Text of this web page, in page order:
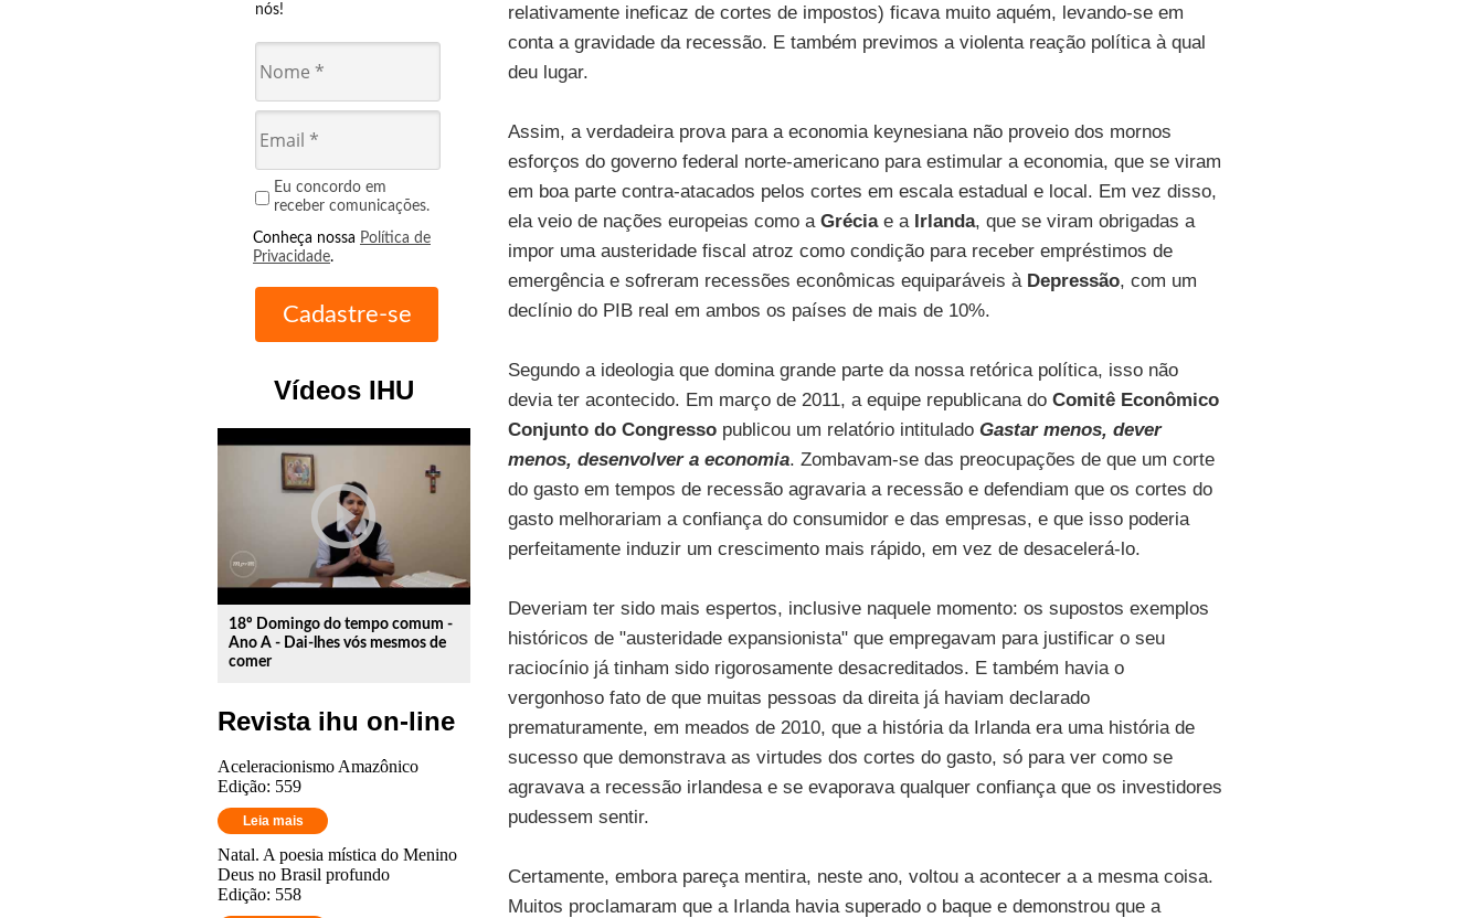
nós!
Eu concordo em
receber comunicações.
Conheça nossa Política de
Privacidade.
Vídeos IHU
play_circle_outline
18º Domingo do tempo comum -
Ano A - Dai-lhes vós mesmos de
comer
Revista ihu on-line
Aceleracionismo Amazônico
Edição: 559
Leia mais
Natal. A poesia mística do Menino
Deus no Brasil profundo
Edição: 558
relativamente ineficaz de cortes de impostos) ficava muito aquém, levando-se em
conta a gravidade da recessão. E também previmos a violenta reação política à qual
deu lugar.
Assim, a verdadeira prova para a economia keynesiana não proveio dos mornos
esforços do governo federal norte-americano para estimular a economia, que se viram
em boa parte contra-atacados pelos cortes em escala estadual e local. Em vez disso,
ela veio de nações europeias como a Grécia e a Irlanda, que se viram obrigadas a
impor uma austeridade fiscal atroz como condição para receber empréstimos de
emergência e sofreram recessões econômicas equiparáveis à Depressão, com um
declínio do PIB real em ambos os países de mais de 10%.
Segundo a ideologia que domina grande parte da nossa retórica política, isso não
devia ter acontecido. Em março de 2011, a equipe republicana do Comitê Econômico
Conjunto do Congresso publicou um relatório intitulado Gastar menos, dever
menos, desenvolver a economia. Zombavam-se das preocupações de que um corte
do gasto em tempos de recessão agravaria a recessão e defendiam que os cortes do
gasto melhorariam a confiança do consumidor e das empresas, e que isso poderia
perfeitamente induzir um crescimento mais rápido, em vez de desacelerá-lo.
Deveriam ter sido mais espertos, inclusive naquele momento: os supostos exemplos
históricos de "austeridade expansionista" que empregavam para justificar o seu
raciocínio já tinham sido rigorosamente desacreditados. E também havia o
vergonhoso fato de que muitas pessoas da direita já haviam declarado
prematuramente, em meados de 2010, que a história da Irlanda era uma história de
sucesso que demonstrava as virtudes dos cortes do gasto, só para ver como se
agravava a recessão irlandesa e se evaporava qualquer confiança que os investidores
pudessem sentir.
Certamente, embora pareça mentira, neste ano, voltou a acontecer a a mesma coisa.
Muitos proclamaram que a Irlanda havia superado o baque e demonstrou que a